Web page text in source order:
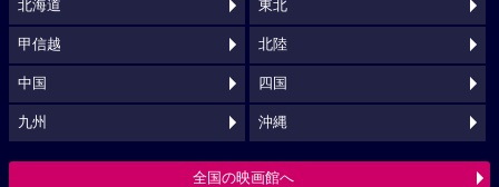
北海道 東北
甲信越 北陸
中国 四国
九州 沖縄
全国の映画館へ